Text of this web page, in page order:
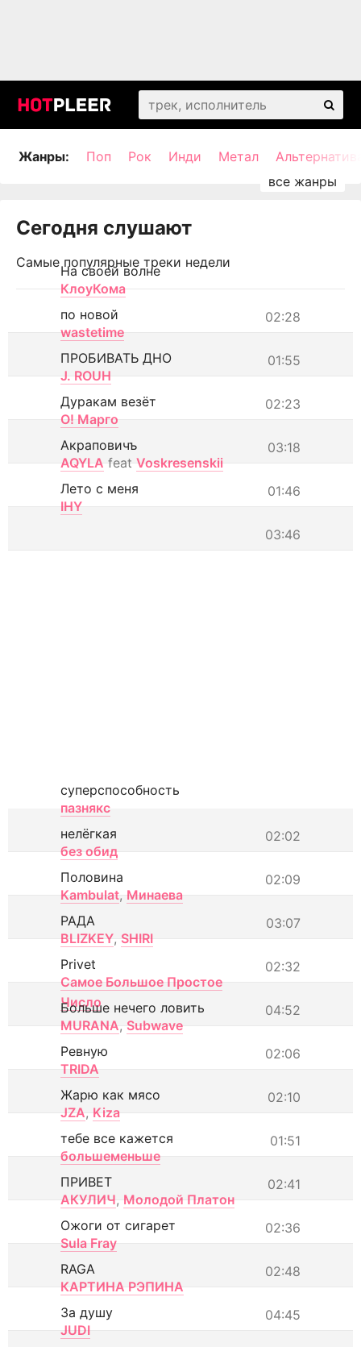
Жанры: Поп Рок Инди Метал
Сегодня слушают
Самые популярные треки недели
На своей волне
КлоуКома
02:28
по новой
wastetime
01:55
ПРОБИВАТЬ ДНО
J. ROUH
02:23
Дуракам везёт
О! Марго
03:18
Акраповичъ
AQYLA feat Voskresenskii
01:46
Лето с меня
IHY
03:46
суперспособность
пазнякс
02:02
нелёгкая
без обид
02:09
Половина
Kambulat, Минаева
03:07
РАДА
BLIZKEY, SHIRI
02:32
Privet
Самое Большое Простое
Число
04:52
Больше нечего ловить
MURANA, Subwave
02:06
Ревную
TRIDA
02:10
Жарю как мясо
JZA, Kiza
01:51
тебе все кажется
большеменьше
02:41
ПРИВЕТ
АКУЛИЧ, Молодой Платон
02:36
Ожоги от сигарет
Sula Fray
02:48
RAGA
КАРТИНА РЭПИНА
04:45
За душу
JUDI